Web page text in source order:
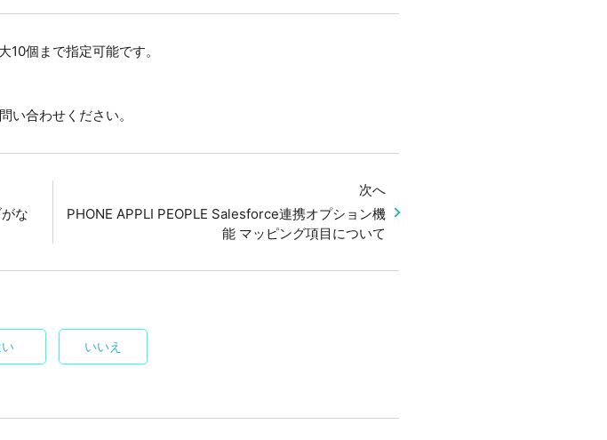
個まで指定可能です。
い合わせください。
な
次へ
PHONE APPLI PEOPLE Salesforce連携オプション機
能 マッピング項目について
いいえ